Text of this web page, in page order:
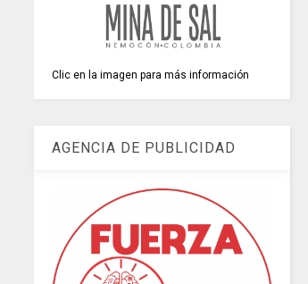
Clic en la imagen para más información
AGENCIA DE PUBLICIDAD